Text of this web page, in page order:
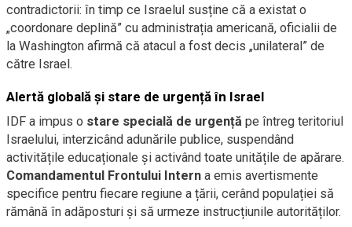
contradictorii: în timp ce Israelul susține că a existat o
„coordonare deplină” cu administrația americană, oficialii de
la Washington afirmă că atacul a fost decis „unilateral” de
către Israel.
Alertă globală și stare de urgență în Israel
IDF a impus o stare specială de urgență pe întreg teritoriul
Israelului, interzicând adunările publice, suspendând
activitățile educaționale și activând toate unitățile de apărare.
Comandamentul Frontului Intern a emis avertismente
specifice pentru fiecare regiune a țării, cerând populației să
rămână în adăposturi și să urmeze instrucțiunile autorităților.